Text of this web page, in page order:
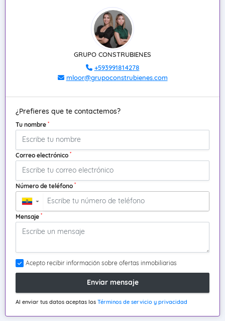
GRUPO CONSTRUBIENES
+593991814278
mloor@grupoconstrubienes.com
¿Prefieres que te contactemos?
Tu nombre *
Correo electrónico *
Número de teléfono *
▼
Mensaje *
Acepto recibir información sobre ofertas inmobiliarias
Enviar mensaje
Al enviar tus datos aceptas los Términos de servicio y privacidad